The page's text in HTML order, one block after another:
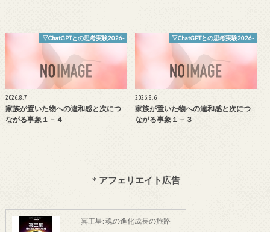
▽ChatGPTとの思考実験2026-
2026.8.7
家族が置いた物への違和感と次につ
ながる事象１－４
▽ChatGPTとの思考実験2026-
2026.8.6
家族が置いた物への違和感と次につ
ながる事象１－３
＊ アフェリエイト広告
冥王星: 魂の進化成長の旅路